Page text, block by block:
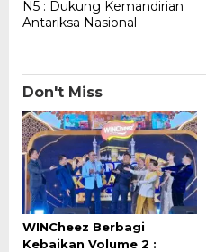
N5 : Dukung Kemandirian
Antariksa Nasional
Don't Miss
WINCheez Berbagi
Kebaikan Volume 2 :